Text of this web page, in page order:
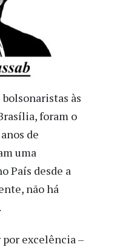
às
foram o
de
uma
País desde a
não há
por excelência –